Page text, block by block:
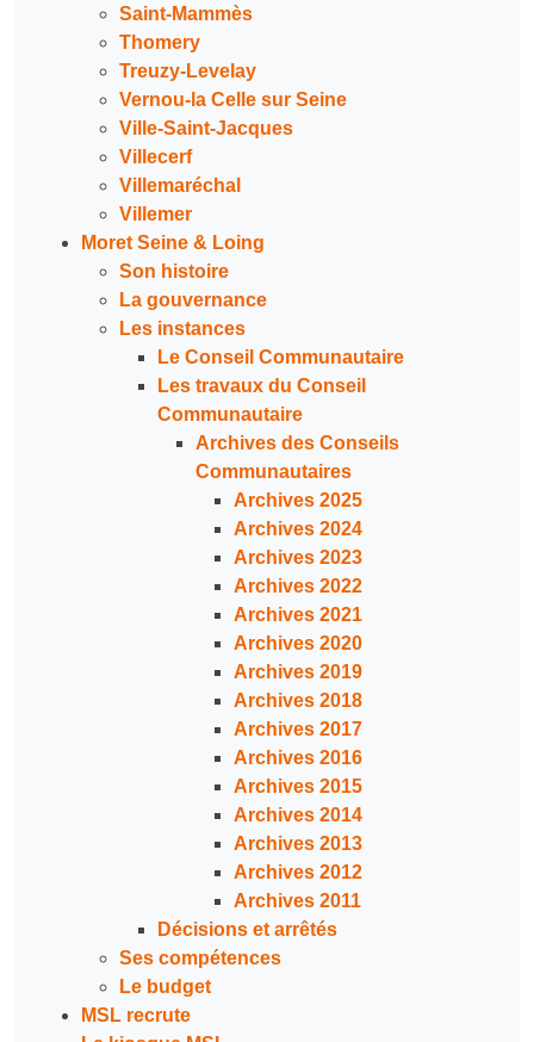
Saint-Mammès
Thomery
Treuzy-Levelay
Vernou-la Celle sur Seine
Ville-Saint-Jacques
Villecerf
Villemaréchal
Villemer
Moret Seine & Loing
Son histoire
La gouvernance
Les instances
Le Conseil Communautaire
Les travaux du Conseil
Communautaire
Archives des Conseils
Communautaires
Archives 2025
Archives 2024
Archives 2023
Archives 2022
Archives 2021
Archives 2020
Archives 2019
Archives 2018
Archives 2017
Archives 2016
Archives 2015
Archives 2014
Archives 2013
Archives 2012
Archives 2011
Décisions et arrêtés
Ses compétences
Le budget
MSL recrute